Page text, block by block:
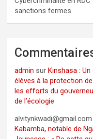
sanctions fermes
admin sur Kinshasa :
élèves à la protection
les efforts du
de l’écologie
alvitynkwadi@gmail.com
Kabamba, notable de